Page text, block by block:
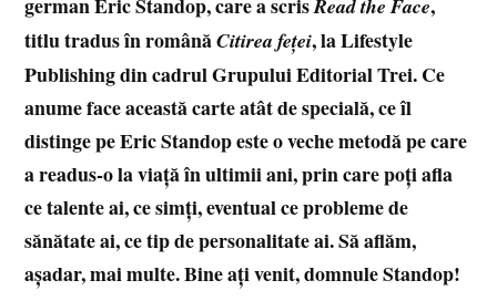
german Eric Standop, care a scrisRead the Face,
titlu tradus în românăCitirea feței, la Lifestyle
Publishing din cadrul Grupului Editorial Trei. Ce
anume face această carte atât de specială, ce îl
distinge pe Eric Standop este o veche metodă pe care
a readus-o la viață în ultimii ani, prin care poți afla
ce talente ai, ce simți, eventual ce probleme de
sănătate ai, ce tip de personalitate ai. Să aflăm,
așadar, mai multe. Bine ați venit, domnule Standop!